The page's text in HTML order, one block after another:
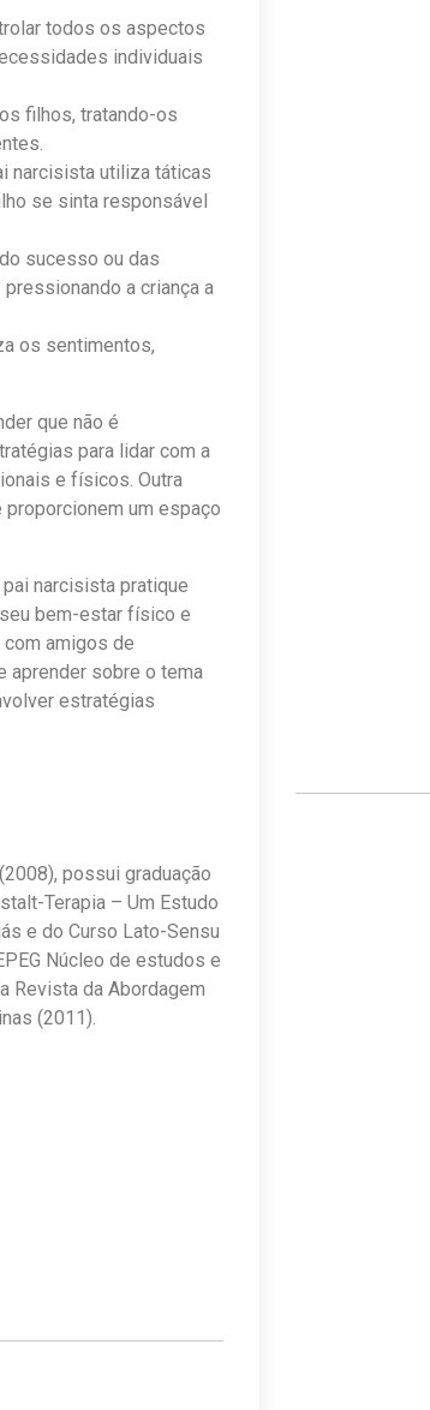
todos os aspectos
individuais
filhos, tratando-os
narcisista utiliza táticas
se sinta responsável
sucesso ou das
a criança a
os sentimentos,
que não é
para lidar com a
e físicos. Outra
um espaço
narcisista pratique
bem-estar físico e
amigos de
aprender sobre o tema
estratégias
possui graduação
Terapia – Um Estudo
e do Curso Lato-Sensu
Núcleo de estudos e
Revista da Abordagem
(2011).